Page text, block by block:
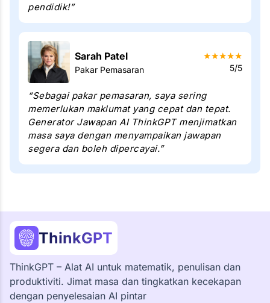
pendidik!”
Sarah Patel
Pakar Pemasaran
★★★★★
5/5
“Sebagai pakar pemasaran, saya sering
memerlukan maklumat yang cepat dan tepat.
Generator Jawapan AI ThinkGPT menjimatkan
masa saya dengan menyampaikan jawapan
segera dan boleh dipercayai.”
ThinkGPT
ThinkGPT – Alat AI untuk matematik, penulisan dan
produktiviti. Jimat masa dan tingkatkan kecekapan
dengan penyelesaian AI pintar